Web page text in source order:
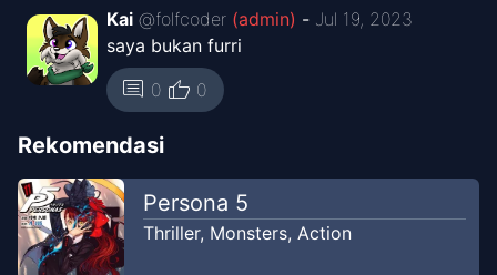
Kai @folfcoder (admin) - Jul 19, 2023
saya bukan furri
comment 0 thumb_up 0
Rekomendasi
Persona 5
Thriller, Monsters, Action